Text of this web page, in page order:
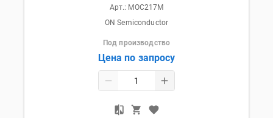
Арт.: MOC217M
ON Semiconductor
Под производство
Цена по запросу